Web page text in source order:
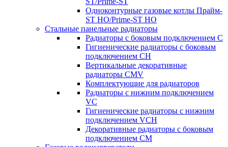
Одноконтурные газовые котлы Прайм-
ST HO/Prime-ST HO
Стальные панельные радиаторы
Радиаторы c боковым подключением C
Гигиенические радиаторы c боковым
подключением CH
Вертикальные декоративные
радиаторы CMV
Комплектующие для радиаторов
Радиаторы c нижним подключением
VC
Гигиенические радиаторы c нижним
подключением VCH
Декоративные радиаторы с боковым
подключением CM